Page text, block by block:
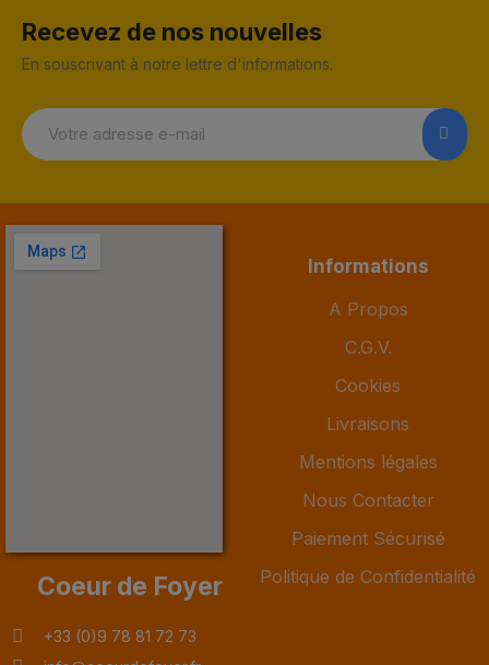
Recevez de nos nouvelles
En souscrivant à notre lettre d'informations.
Coeur de Foyer
+33 (0)9 78 81 72 73
Informations
A Propos
C.G.V.
Cookies
Livraisons
Mentions légales
Nous Contacter
Paiement Sécurisé
Politique de Confidentialité